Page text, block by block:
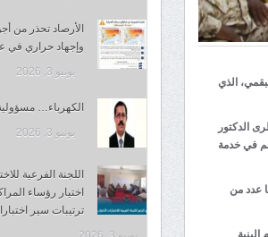
الذي
الدكتور
في خدمة
عدد من
الأرصاد تحذر من
وإجهاد حراري في
يونيو 3, 2026
الكهرباء…
يونيو 3, 2026
اللجنة الفرعية
اختيار رؤساء
ترتيبات سير